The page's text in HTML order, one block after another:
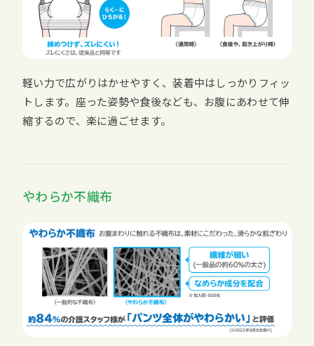
軽い力で広がりはかせやすく、装着中はしっかりフィッ
トします。座った姿勢や食後なども、お腹にあわせて伸
縮するので、楽に過ごせます。
やわらか不織布